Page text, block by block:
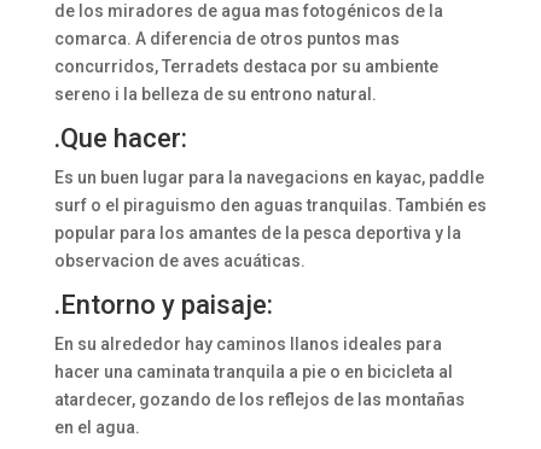
de los miradores de agua mas fotogénicos de la
comarca. A diferencia de otros puntos mas
concurridos, Terradets destaca por su ambiente
sereno i la belleza de su entrono natural.
.Que hacer:
Es un buen lugar para la navegacions en kayac, paddle
surf o el piraguismo den aguas tranquilas. También es
popular para los amantes de la pesca deportiva y la
observacion de aves acuáticas.
.Entorno y paisaje:
En su alrededor hay caminos llanos ideales para
hacer una caminata tranquila a pie o en bicicleta al
atardecer, gozando de los reflejos de las montañas
en el agua.